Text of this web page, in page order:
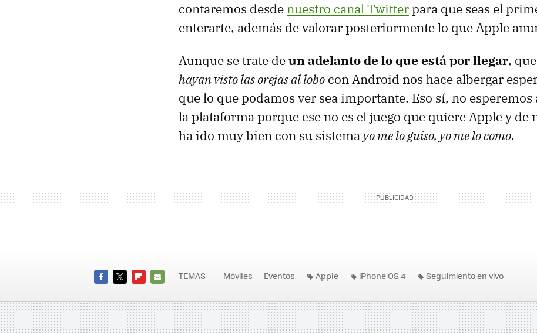
contaremos desde nuestro canal Twitterpara que seas el
enterarte, además de valorar posteriormente lo que Apple
Aunque se trate deun adelanto de lo que está por llegar,
hayan visto las orejas al lobo con Android nos hace albergar
que lo que podamos ver sea importante. Eso sí, no
la plataforma porque ese no es el juego que quiere Apple y de
ha ido muy bien con su sistema yo me lo guiso, yo me lo como.
MAIL
TEMAS Móviles Eventos Apple iPhone OS 4 Seguimiento en vivo